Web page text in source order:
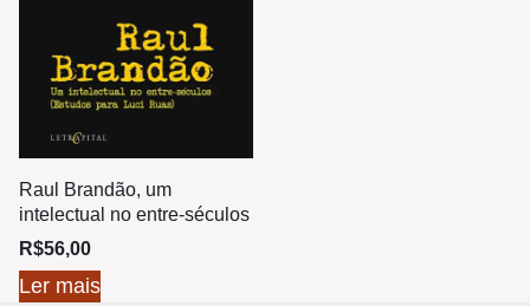
Raul Brandão, um
intelectual no entre-séculos
R$56,00
Ler mais